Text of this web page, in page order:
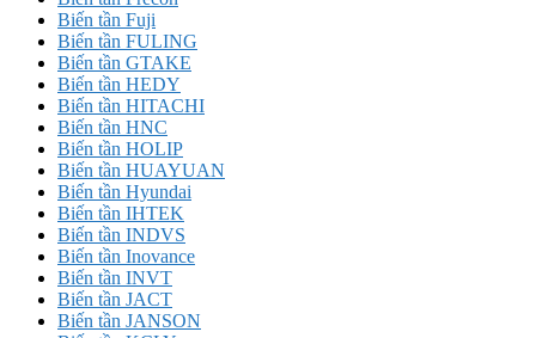
Biến tần Fuji
Biến tần FULING
Biến tần GTAKE
Biến tần HEDY
Biến tần HITACHI
Biến tần HNC
Biến tần HOLIP
Biến tần HUAYUAN
Biến tần Hyundai
Biến tần IHTEK
Biến tần INDVS
Biến tần Inovance
Biến tần INVT
Biến tần JACT
Biến tần JANSON